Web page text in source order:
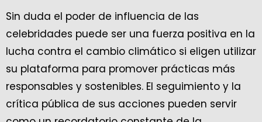
Sin duda el poder de influencia de las
celebridades puede ser una fuerza positiva en la
lucha contra el cambio climático si eligen utilizar
su plataforma para promover prácticas más
responsables y sostenibles. El seguimiento y la
crítica pública de sus acciones pueden servir